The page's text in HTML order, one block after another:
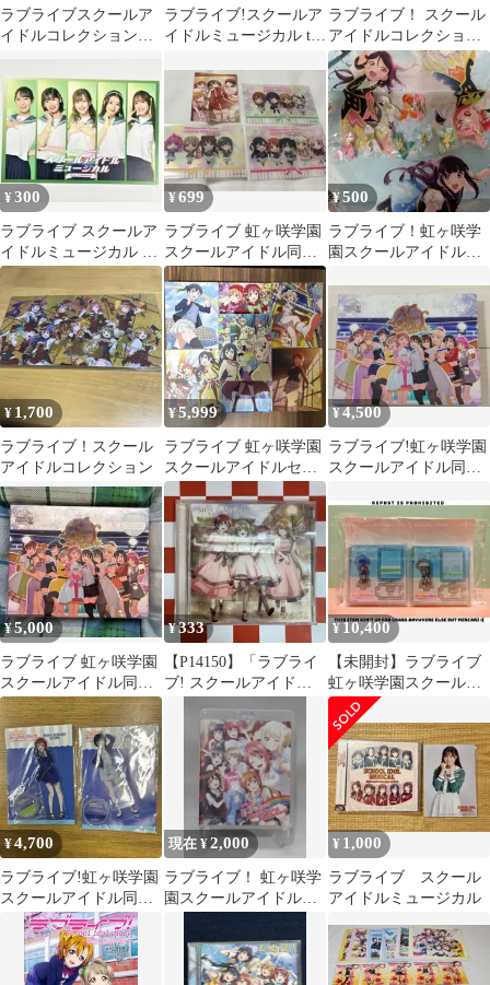
ラブライブスクールア
イドルコレクション＋
おまけ
ラブライブ!スクールア
イドルミュージカル the
ラブライブ！ スクール
アイドルコレクション
まとめ売り
¥300
ラブライブ スクールア
イドルミュージカル ポ
ストカード
¥699
ラブライブ 虹ヶ咲学園
スクールアイドル同好
会 まとめ売り
¥500
ラブライブ！虹ヶ咲学
園スクールアイドル同
グッズセット
¥ 1,700
ラブライブ！スクール
アイドルコレクション
¥5,999
ラブライブ 虹ヶ咲学園
スクールアイドルセッ
ト
¥4,500
ラブライブ!虹ヶ咲学園
スクールアイドル同好
¥5,000
ラブライブ 虹ヶ咲学園
スクールアイドル同好
会 3rdライブ
¥333
【P14150】「ラブライ
ブ! スクールアイドル
STARS
¥10,400
【未開封】ラブライブ
虹ヶ咲学園スクールア
イドル アクリルスタン
ド アクスタ
¥4,700
ラブライブ!虹ヶ咲学園
スクールアイドル同好
会 アクリルスタンダ
ード 2個
現在 ¥2,000
ラブライブ！ 虹ヶ咲学
園スクールアイドル同
¥ 1,000
ラブライブ スクール
アイドルミュージカル